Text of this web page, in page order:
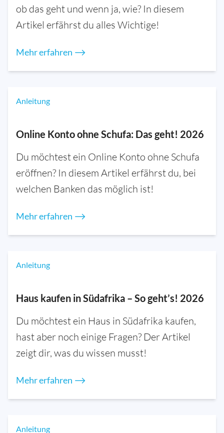
ob das geht und wenn ja, wie? In diesem
Artikel erfährst du alles Wichtige!
Mehr erfahren ⟶
Anleitung
Online Konto ohne Schufa: Das geht! 2026
Du möchtest ein Online Konto ohne Schufa
eröffnen? In diesem Artikel erfährst du, bei
welchen Banken das möglich ist!
Mehr erfahren ⟶
Anleitung
Haus kaufen in Südafrika – So geht’s! 2026
Du möchtest ein Haus in Südafrika kaufen,
hast aber noch einige Fragen? Der Artikel
zeigt dir, was du wissen musst!
Mehr erfahren ⟶
Anleitung